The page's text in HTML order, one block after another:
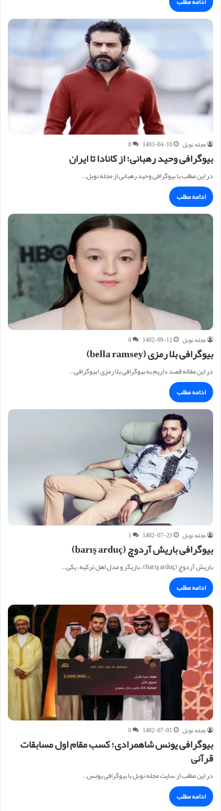
مجله نوبل 1403-04-10
0
بیوگرافی وحید رهبانی؛ از کانادا تا ایران
در این مطلب با بیوگرافی وحید رهبانی از مجله نوبل…
ادامه مطلب
مجله نوبل 1402-09-12
0
بیوگرافی بلا رمزی (bella ramsey)
در این مقاله قصد داریم به بیوگرافی بلا رمزی (بیوگرافی…
ادامه مطلب
مجله نوبل 1402-07-23
1
بیوگرافی باریش آردوچ (barış arduç)
باریش آردوچ (barış arduç)، بازیگر و مدل اهل ترکیه، یکی…
ادامه مطلب
مجله نوبل 1402-07-01
0
بیوگرافی یونس شاهمرادی؛ کسب مقام اول مسابقات
قرآنی
در این مطلب از سایت مجله نوبل با بیوگرافی یونس…
ادامه مطلب